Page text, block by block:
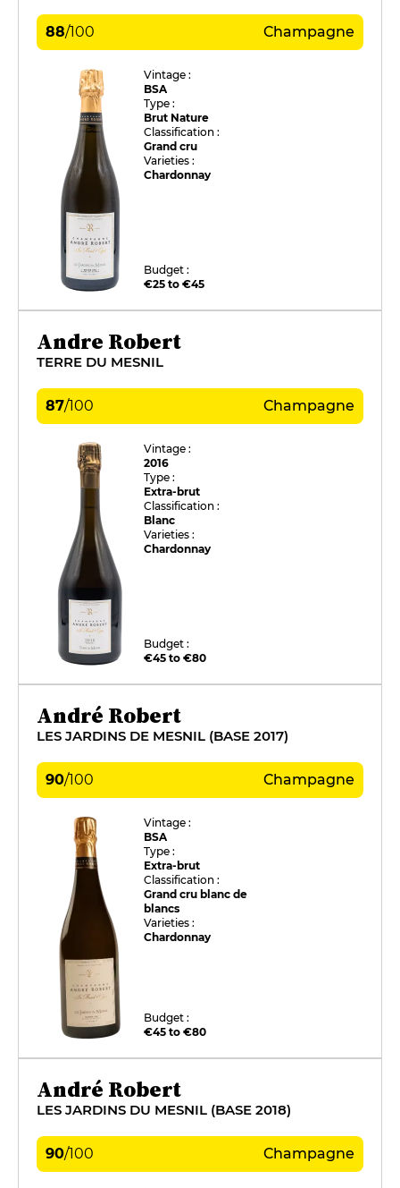
88/100 Champagne
Vintage :
BSA
Type :
Brut Nature
Classification :
Grand cru
Varieties :
Chardonnay
Budget :
€25 to €45
Andre Robert
TERRE DU MESNIL
87/100 Champagne
Vintage :
2016
Type :
Extra-brut
Classification :
Blanc
Varieties :
Chardonnay
Budget :
€45 to €80
André Robert
LES JARDINS DE MESNIL (BASE 2017)
90/100 Champagne
Vintage :
BSA
Type :
Extra-brut
Classification :
Grand cru blanc de
blancs
Varieties :
Chardonnay
Budget :
€45 to €80
André Robert
LES JARDINS DU MESNIL (BASE 2018)
90/100 Champagne